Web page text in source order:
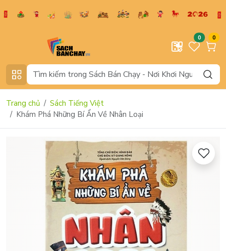
0 0
Trang chủ
Sách Tiếng Việt
Khám Phá Những Bí Ẩn Về Nhân Loại